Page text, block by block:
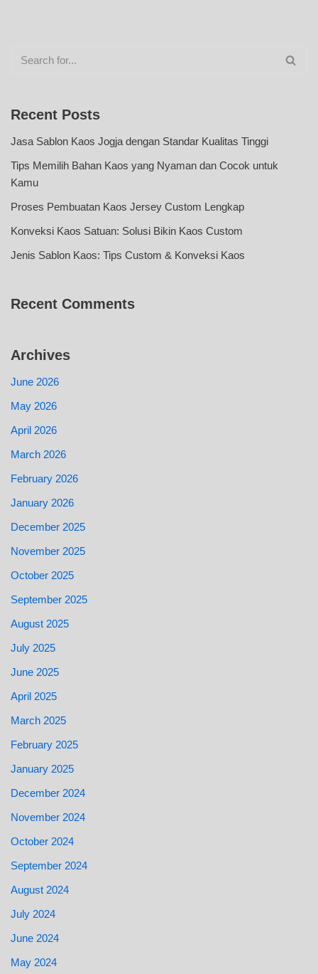
Recent Posts
Jasa Sablon Kaos Jogja dengan Standar Kualitas Tinggi
Tips Memilih Bahan Kaos yang Nyaman dan Cocok untuk
Kamu
Proses Pembuatan Kaos Jersey Custom Lengkap
Konveksi Kaos Satuan: Solusi Bikin Kaos Custom
Jenis Sablon Kaos: Tips Custom & Konveksi Kaos
Recent Comments
Archives
June 2026
May 2026
April 2026
March 2026
February 2026
January 2026
December 2025
November 2025
October 2025
September 2025
August 2025
July 2025
June 2025
April 2025
March 2025
February 2025
January 2025
December 2024
November 2024
October 2024
September 2024
August 2024
July 2024
June 2024
May 2024